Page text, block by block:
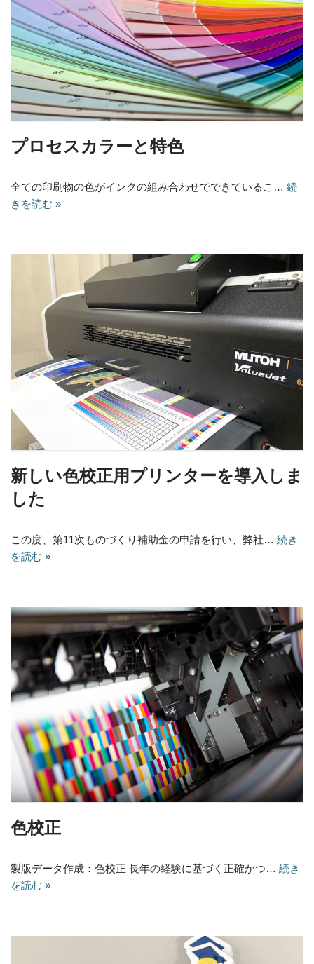
プロセスカラーと特色
全ての印刷物の色がインクの組み合わせでできているこ… 続
きを読む »
新しい色校正用プリンターを導入しま
した
この度、第11次ものづくり補助金の申請を行い、弊社… 続き
を読む »
色校正
製版データ作成：色校正 長年の経験に基づく正確かつ… 続き
を読む »